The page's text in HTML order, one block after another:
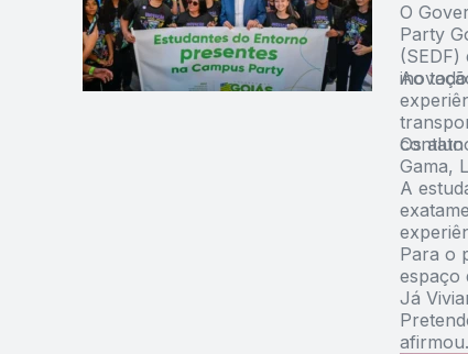
O
Party
Ao
contato
Os
Gama,
A
Para o
espaço
Já
afirmou.